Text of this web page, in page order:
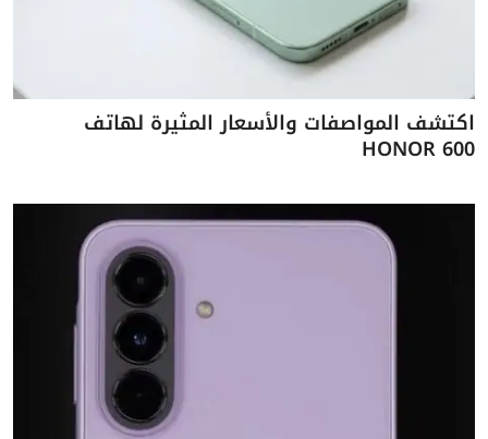
اكتشف المواصفات والأسعار المثيرة لهاتف
HONOR 600